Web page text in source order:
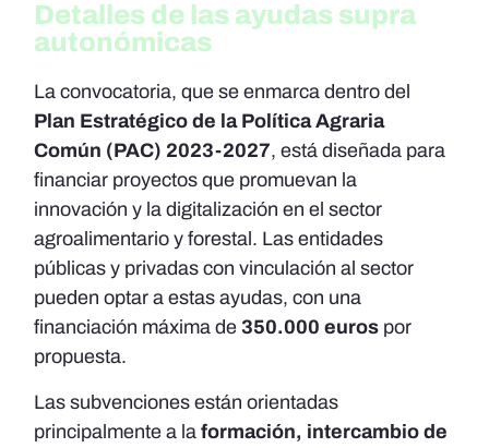
Detalles de las ayudas supra
autonómicas
La convocatoria, que se enmarca dentro del
Plan Estratégico de la Política Agraria
Común (PAC) 2023-2027, está diseñada para
financiar proyectos que promuevan la
innovación y la digitalización en el sector
agroalimentario y forestal. Las entidades
públicas y privadas con vinculación al sector
pueden optar a estas ayudas, con una
financiación máxima de350.000 euros por
propuesta.
Las subvenciones están orientadas
principalmente a laformación, intercambio de